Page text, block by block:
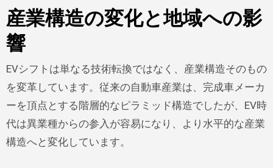
産業構造の変化と地域への影
響
EVシフトは単なる技術転換ではなく、産業構造そのもの
を変革しています。従来の自動車産業は、完成車メーカ
ーを頂点とする階層的なピラミッド構造でしたが、EV時
代は異業種からの参入が容易になり、より水平的な産業
構造へと変化しています。